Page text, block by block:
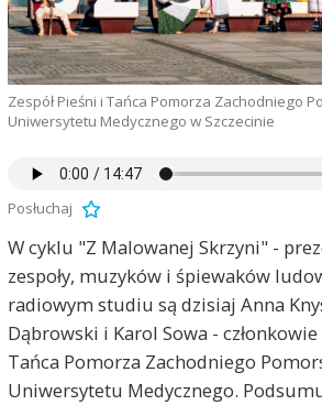
Zespół Pieśni i Tańca Pomorza Zachodniego
Uniwersytetu Medycznego w Szczecinie
Posłuchaj
W cyklu "Z Malowanej Skrzyni" -
zespoły, muzyków i śpiewaków
radiowym studiu są dzisiaj Anna
Dąbrowski i Karol Sowa - członkowie
Tańca Pomorza Zachodniego
Uniwersytetu Medycznego.